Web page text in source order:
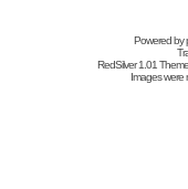
Powered by
RedSilver 1.01
Images were